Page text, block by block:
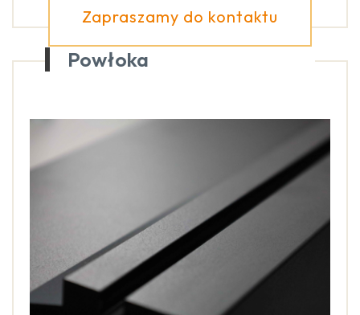
Zapraszamy do kontaktu
Powłoka